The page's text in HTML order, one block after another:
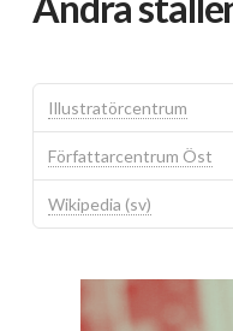
Illustratörcentrum
Författarcentrum Öst
Wikipedia (sv)